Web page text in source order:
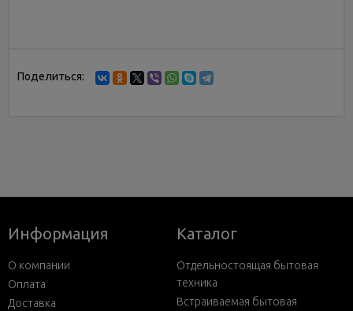
Поделиться:
Информация
О компании
Оплата
Доставка
Каталог
Отдельностоящая бытовая
техника
Встраиваемая бытовая